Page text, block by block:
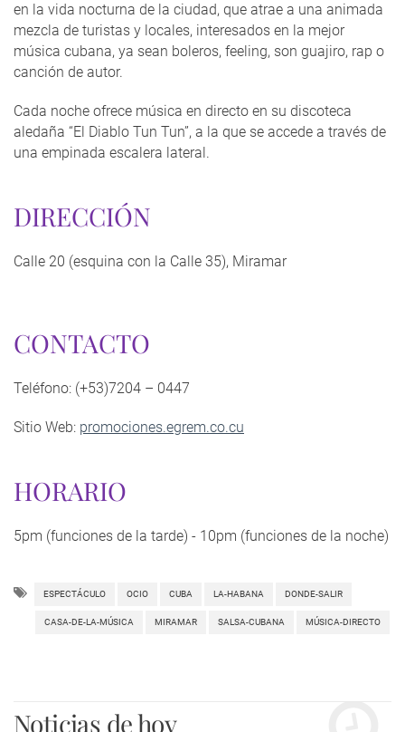
en la vida nocturna de la ciudad, que atrae a una animada
mezcla de turistas y locales, interesados en la mejor
música cubana, ya sean boleros, feeling, son guajiro, rap o
canción de autor.
Cada noche ofrece música en directo en su discoteca
aledaña “El Diablo Tun Tun”, a la que se accede a través de
una empinada escalera lateral.
DIRECCIÓN
Calle 20 (esquina con la Calle 35), Miramar
CONTACTO
Teléfono: (+53)7204 – 0447
Sitio Web: promociones.egrem.co.cu
HORARIO
5pm (funciones de la tarde) - 10pm (funciones de la noche)
ESPECTÁCULO OCIO CUBA LA-HABANA DONDE-SALIR
CASA-DE-LA-MÚSICA MIRAMAR SALSA-CUBANA MÚSICA-DIRECTO
Noticias de hoy